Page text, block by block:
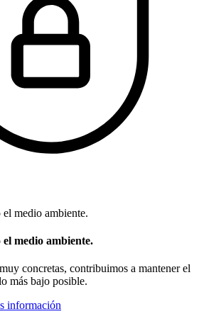
medio ambiente.
concretas, contribuimos a mantener el
más bajo posible.
información